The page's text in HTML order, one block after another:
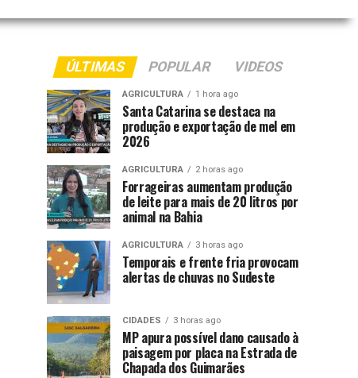
ÚLTIMAS POPULAR VIDEOS
AGRICULTURA 1 hora ago
Santa Catarina se destaca na
produção e exportação de mel em
2026
AGRICULTURA 2 horas ago
Forrageiras aumentam produção
de leite para mais de 20 litros por
animal na Bahia
AGRICULTURA 3 horas ago
Temporais e frente fria provocam
alertas de chuvas no Sudeste
CIDADES 3 horas ago
MP apura possível dano causado à
paisagem por placa na Estrada de
Chapada dos Guimarães